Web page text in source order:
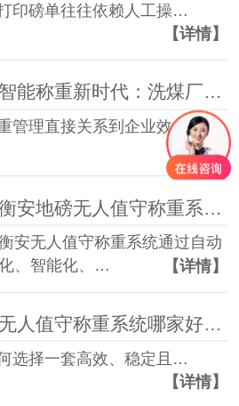
印磅单往往依赖人工操…
【详情】
智能称重新时代：洗煤厂地磅管理如何提效防漏洞？
管理直接关系到企业效…
【详情】
安无人值守称重系统通过自动
、智能化、…
【详情】
无人值守称重系统哪家好？看过衡安无人值守称重系统再说！
选择一套高效、稳定且…
【详情】